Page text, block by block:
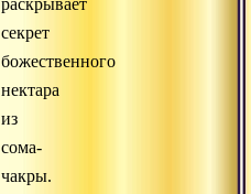
раскрывает
секрет
божественного
нектара
из
сома-
чакры.